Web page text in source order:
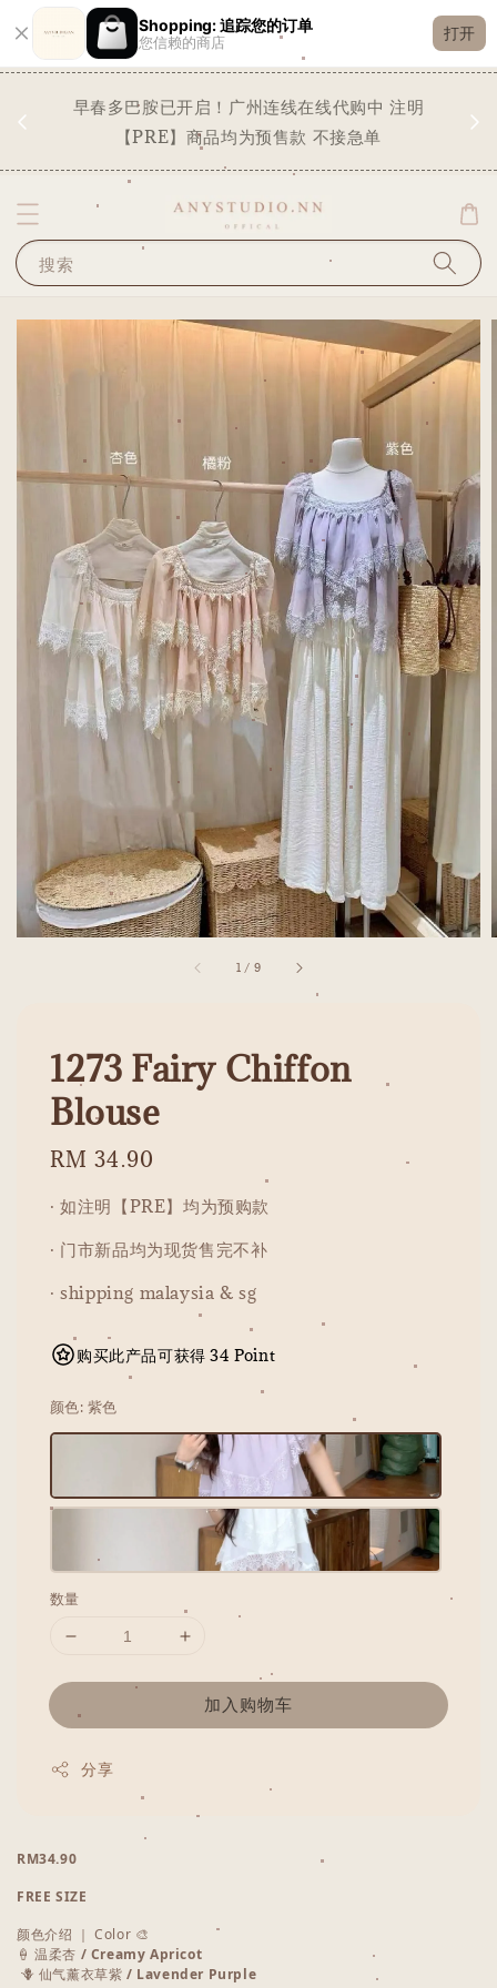
Shopping: 追踪您的订单
您信赖的商店
打开
早春多巴胺已开启！广州连线在线代购中 注明
【PRE】商品均为预售款 不接急单
搜索
1 / 9
1273 Fairy Chiffon
Blouse
Regular
RM 34.90
· 如注明【PRE】均为预购款
· 门市新品均为现货售完不补
· shipping malaysia & sg
购买此产品可获得 34 Point
颜色: 紫色
数量
加入购物车
分享
RM34.90
FREE SIZE
颜色介绍 ｜ Color 🎨
🍦 温柔杏 / Creamy Apricot
🪻 仙气薰衣草紫 / Lavender Purple